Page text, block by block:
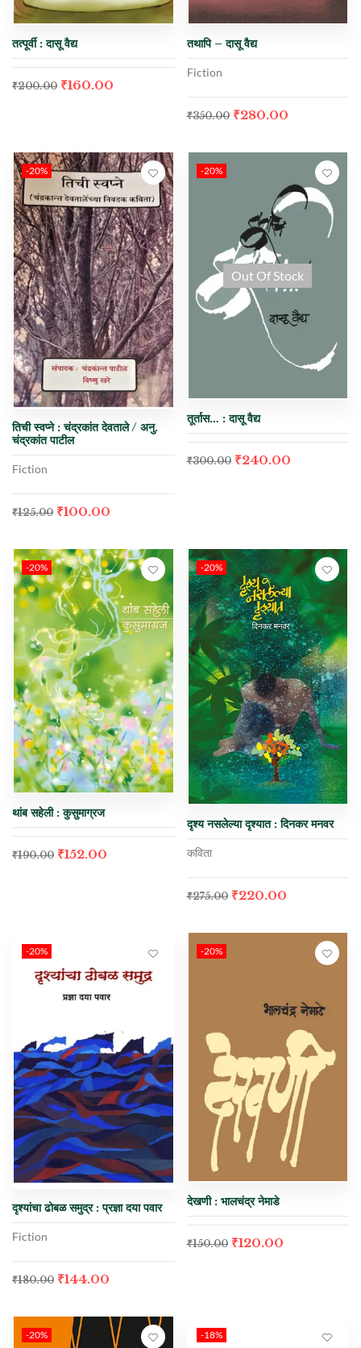
तत्पूर्वी : दासू वैद्य
₹200.00 ₹160.00
तथापि – दासू वैद्य
Fiction
₹350.00 ₹280.00
-20%
तिची स्वप्ने : चंद्रकांत देवताले / अनु.
चंद्रकांत पाटील
Fiction
₹125.00 ₹100.00
-20%
Out Of Stock
तूर्तास… : दासू वैद्य
₹300.00 ₹240.00
-20%
थांब सहेली : कुसुमाग्रज
₹190.00 ₹152.00
-20%
दृश्य नसलेल्या दृश्यात : दिनकर मनवर
कविता
₹275.00 ₹220.00
-20%
दृश्यांचा ढोबळ समुद्र : प्रज्ञा दया पवार
Fiction
₹180.00 ₹144.00
-20%
देखणी : भालचंद्र नेमाडे
₹150.00 ₹120.00
-20% -18%